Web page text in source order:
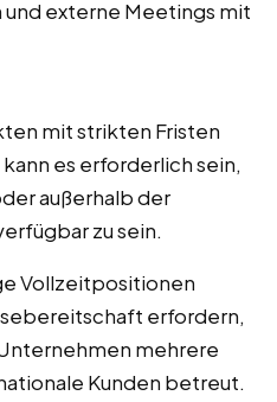
externe Meetings mit
mit strikten Fristen
es erforderlich sein,
außerhalb der
zu sein.
Vollzeitpositionen
erfordern,
mehrere
Kunden betreut.